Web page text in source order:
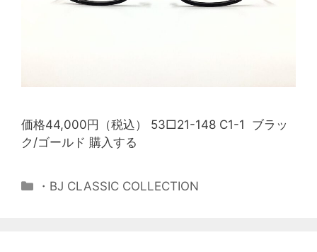
価格44,000円（税込） 53□21-148 C1-1 ブラッ
ク/ゴールド 購入する
・BJ CLASSIC COLLECTION